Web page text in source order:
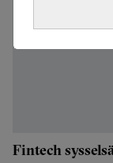
Fintech